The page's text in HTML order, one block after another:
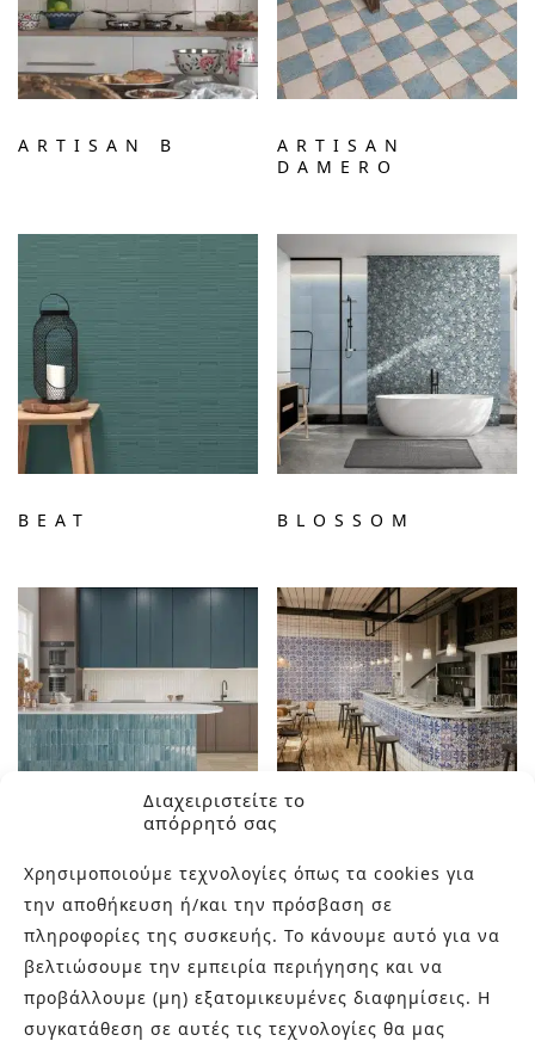
Διαχειριστείτε το
απόρρητό σας
Χρησιμοποιούμε τεχνολογίες όπως τα cookies για
την αποθήκευση ή/και την πρόσβαση σε
πληροφορίες της συσκευής. Το κάνουμε αυτό για να
βελτιώσουμε την εμπειρία περιήγησης και να
προβάλλουμε (μη) εξατομικευμένες διαφημίσεις. Η
συγκατάθεση σε αυτές τις τεχνολογίες θα μας
ARTISAN B
ARTISAN
DAMERO
BEAT BLOSSOM
CALEMA CAMPANIA